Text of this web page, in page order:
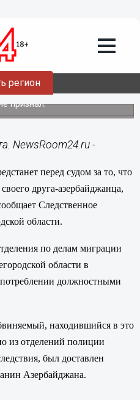
регион
УФМС предстанет
не привлек к
друга-
закон
признал.
NewsRoom24.ru -
перед судом за то, что
друга-азербайджанца,
Следственное
области.
по делам миграции
области в
должностными
находившийся в это
из отделений полиции
был доставлен
Азербайджана.